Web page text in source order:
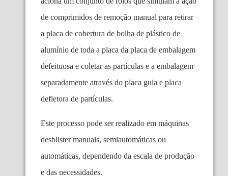
de comprimidos de remoção manual para retirar
a placa de cobertura de bolha de plástico de
alumínio de toda a placa da placa de embalagem
defeituosa e coletar as partículas e a embalagem
separadamente através do placa guia e placa
defletora de partículas.
Este processo pode ser realizado em máquinas
desblister manuais, semiautomáticas ou
automáticas, dependendo da escala de produção
e das necessidades.